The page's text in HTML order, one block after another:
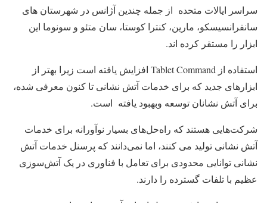
سراسر ایالات متحده از جمله چندین آژانس در شهرستان های
سانفرانسیسکو، مارین، کنترا کوستا، سان متئو و سونوما این
ابزار را مستقر کرده اند.
استفاده از Tablet Command افزایش یافته است زیرا بهتر از
ابزارهای جدید که برای خدمات آتش نشانی تا کنون معرفی شده،
برای آتش نشانان توسعه وبهبود یافته است.
شرکت‌هایی هستند که راه‌حل‌های بسیار نوآورانه‌ برای خدمات
آتش نشانی تولید می کنند، اما نمی‌دانند که پرسنل خدمات آتش
نشانی توانایی محدودی برای تعامل با فناوری در یک آتش‌سوزی
عظیم با تلفات گسترده را دارند.